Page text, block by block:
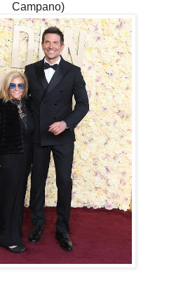
Campano)